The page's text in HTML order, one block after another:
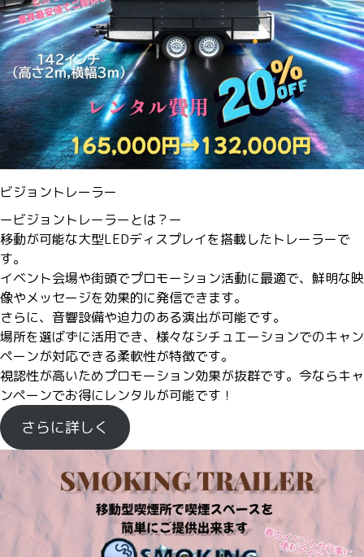
ビジョントレーラー
ービジョントレーラーとは？ー
移動が可能な大型LEDディスプレイを搭載したトレーラーで
す。
イベント会場や街頭でプロモーション活動に最適で、鮮明な映
像やメッセージを効果的に発信できます。
さらに、音響設備や迫力のある演出が可能です。
場所を選ばずに活用でき、様々なシチュエーションでのキャン
ペーンが対応できる柔軟性が特徴です。
視認性が高いためプロモーション効果が抜群です。今ならキャ
ンペーンでお得にレンタルが可能です！
さらに詳しく